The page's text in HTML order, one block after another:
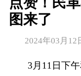
图来了
2024年03月12
3月11日下